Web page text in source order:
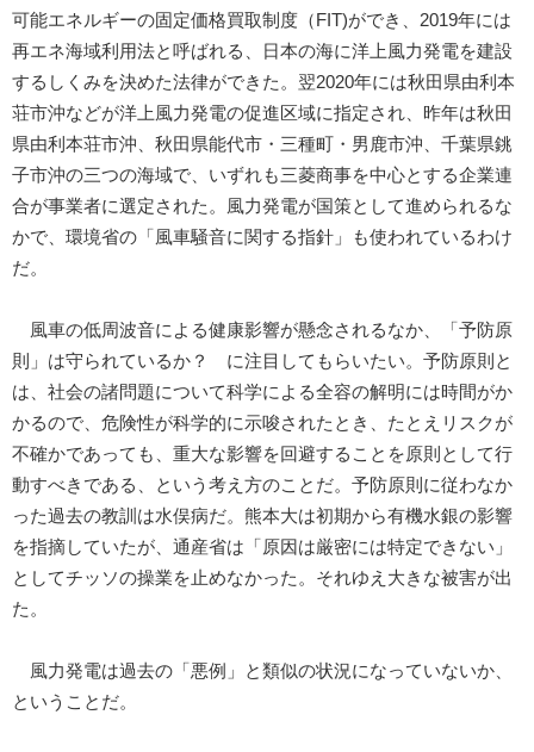
可能エネルギーの固定価格買取制度（FIT)ができ、2019年には
再エネ海域利用法と呼ばれる、日本の海に洋上風力発電を建設
するしくみを決めた法律ができた。翌2020年には秋田県由利本
荘市沖などが洋上風力発電の促進区域に指定され、昨年は秋田
県由利本荘市沖、秋田県能代市・三種町・男鹿市沖、千葉県銚
子市沖の三つの海域で、いずれも三菱商事を中心とする企業連
合が事業者に選定された。風力発電が国策として進められるな
かで、環境省の「風車騒音に関する指針」も使われているわけ
だ。
風車の低周波音による健康影響が懸念されるなか、「予防原
則」は守られているか？ に注目してもらいたい。予防原則と
は、社会の諸問題について科学による全容の解明には時間がか
かるので、危険性が科学的に示唆されたとき、たとえリスクが
不確かであっても、重大な影響を回避することを原則として行
動すべきである、という考え方のことだ。予防原則に従わなか
った過去の教訓は水俣病だ。熊本大は初期から有機水銀の影響
を指摘していたが、通産省は「原因は厳密には特定できない」
としてチッソの操業を止めなかった。それゆえ大きな被害が出
た。
風力発電は過去の「悪例」と類似の状況になっていないか、
ということだ。